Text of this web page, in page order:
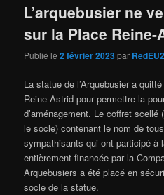
L’arquebusier ne
sur la Place Reine-
Publié le2 février 2023par RedEU2
La statue de l’Arquebusier a
Reine-Astrid pour permettre la
d’aménagement. Le coffret scellé
le socle) contenant le nom de
sympathisants qui ont participé
entièrement financée par la
Arquebusiers a été placé en
socle de la statue.